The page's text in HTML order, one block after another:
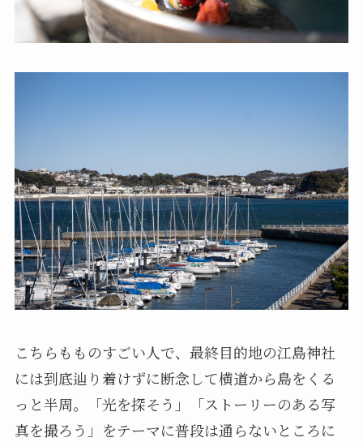
こちらもものすごい人で、最終目的地の江島神社
には到底辿り着けずに断念して横道から島をくる
っと半周。「光を探そう」「ストーリーのある写
真を撮ろう」をテーマに普段は通らないところに